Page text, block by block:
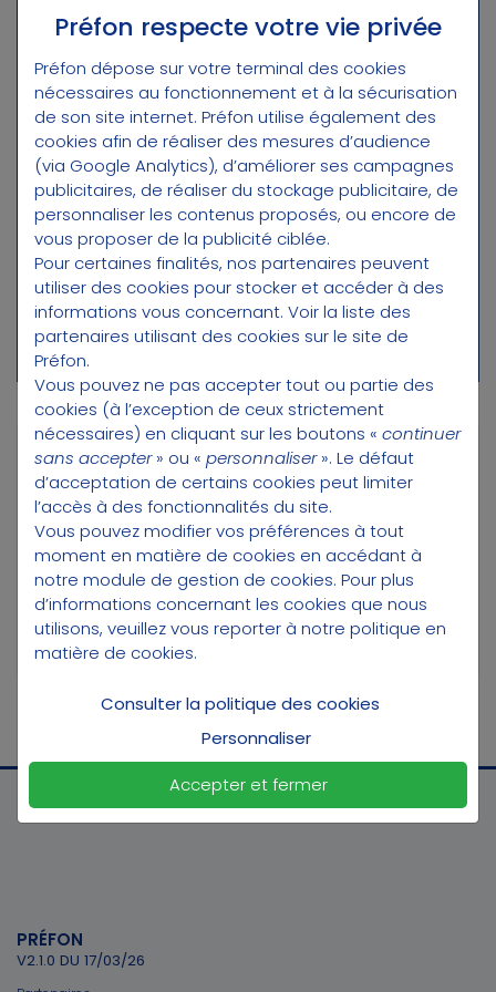
6
5 7
0 3
2
Code secret oublié ?
Première connexion : comment créer
mon espace client ?
Vous avez perdu ou oublié votre
identifiant client ?
Vous avez perdu ou oublié votre code
secret ?
Informations obligatoires.
PRÉFON
V2.1.0 DU 17/03/26
Préfon respecte votre vie privée
Préfon dépose sur votre terminal des cookies
nécessaires au fonctionnement et à la sécurisation
de son site internet. Préfon utilise également des
cookies afin de réaliser des mesures d’audience
(via Google Analytics), d’améliorer ses campagnes
publicitaires, de réaliser du stockage publicitaire, de
personnaliser les contenus proposés, ou encore de
vous proposer de la publicité ciblée.
Pour certaines finalités, nos partenaires peuvent
utiliser des cookies pour stocker et accéder à des
informations vous concernant. Voir la liste des
partenaires utilisant des cookies sur le site de
Préfon.
Vous pouvez ne pas accepter tout ou partie des
cookies (à l’exception de ceux strictement
nécessaires) en cliquant sur les boutons « continuer
sans accepter» ou « personnaliser». Le défaut
d’acceptation de certains cookies peut limiter
l’accès à des fonctionnalités du site.
Vous pouvez modifier vos préférences à tout
moment en matière de cookies en accédant à
notre module de gestion de cookies. Pour plus
d’informations concernant les cookies que nous
utilisons, veuillez vous reporter à notre politique en
matière de cookies.
Consulter la politique des cookies
Personnaliser
Accepter et fermer